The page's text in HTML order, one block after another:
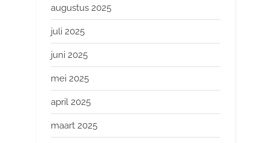
augustus 2025
juli 2025
juni 2025
mei 2025
april 2025
maart 2025